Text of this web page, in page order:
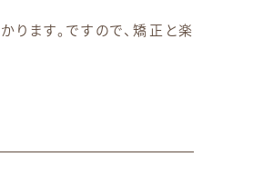
ります。ですので、矯正と楽